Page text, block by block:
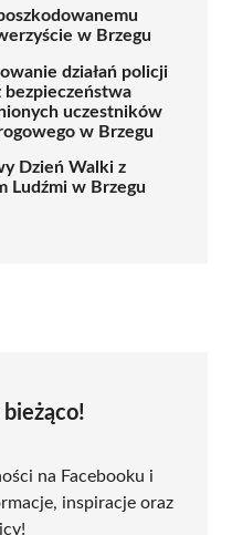
w Brzegu
działań policji
bezpieczeństwa
uczestników
w Brzegu
Dzień Walki z
Ludźmi w Brzegu
bieżąco!
na Facebooku i
inspiracje oraz